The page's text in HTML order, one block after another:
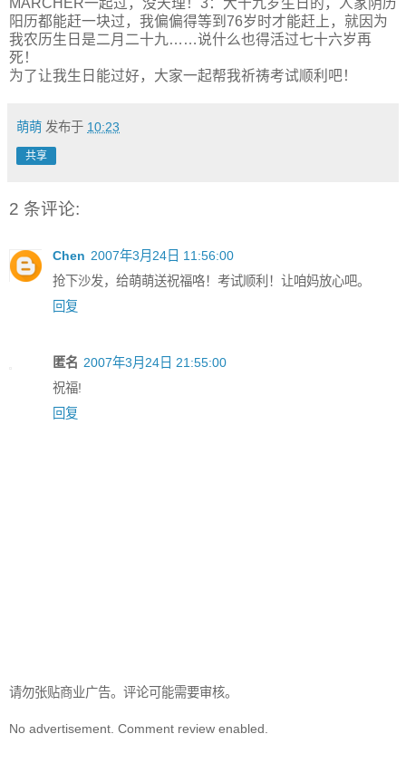
阳历都能赶一块过，我偏偏得等到76岁时才能赶上，就因为
我农历生日是二月二十九……说什么也得活过七十六岁再
死！
为了让我生日能过好，大家一起帮我祈祷考试顺利吧！
萌萌 发布于 10:23
共享
2 条评论:
Chen 2007年3月24日 11:56:00
抢下沙发，给萌萌送祝福咯！考试顺利！让咱妈放心吧。
回复
匿名 2007年3月24日 21:55:00
祝福!
回复
请勿张贴商业广告。评论可能需要审核。
No advertisement. Comment review enabled.